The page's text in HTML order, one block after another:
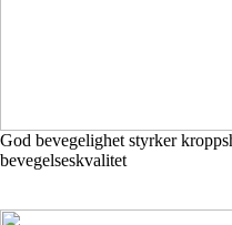
God bevegelighet styrker
bevegelseskvalitet